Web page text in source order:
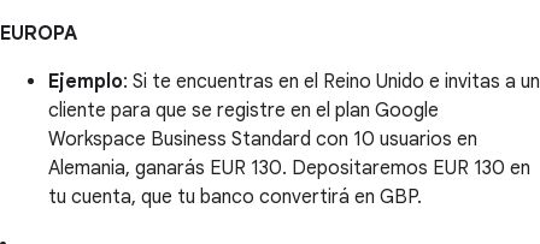
EUROPA
Ejemplo: Si te encuentras en el Reino Unido e invitas a un
cliente para que se registre en el plan Google
Workspace Business Standard con 10 usuarios en
Alemania, ganarás EUR 130. Depositaremos EUR 130 en
tu cuenta, que tu banco convertirá en GBP.